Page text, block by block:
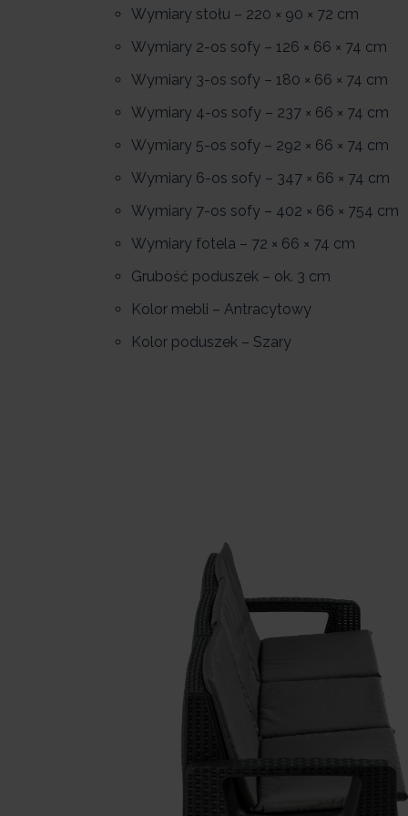
Wymiary stołu – 220 × 90 × 72 cm
Wymiary 2-os sofy – 126 × 66 × 74 cm
Wymiary 3-os sofy – 180 × 66 × 74 cm
Wymiary 4-os sofy – 237 × 66 × 74 cm
Wymiary 5-os sofy – 292 × 66 × 74 cm
Wymiary 6-os sofy – 347 × 66 × 74 cm
Wymiary 7-os sofy – 402 × 66 × 754 cm
Wymiary fotela – 72 × 66 × 74 cm
Grubość poduszek – ok. 3 cm
Kolor mebli – Antracytowy
Kolor poduszek – Szary